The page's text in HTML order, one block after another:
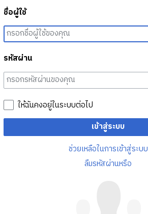
ชื่อผู้ใช้
รหัสผ่าน
ให้ฉันคงอยู่ในระบบต่อไป
เข้าสู่ระบบ
ช่วยเหลือในการเข้าสู่ระบบ
ลืมรหัสผ่านหรือ